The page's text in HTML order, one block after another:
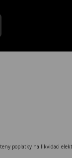
poplatky na likvidaci